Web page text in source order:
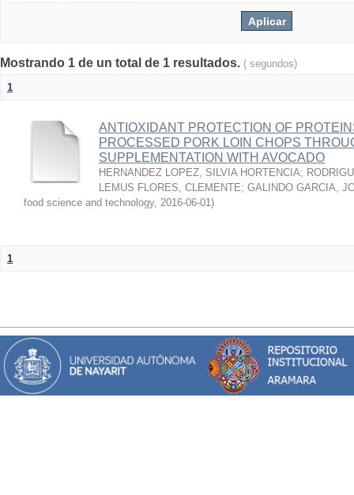
Mostrando 1 de un total de 1 resultados. ( segundos)
1
ANTIOXIDANT PROTECTION OF
PROCESSED PORK LOIN CHOPS
SUPPLEMENTATION WITH AVOCADO
HERNANDEZ LOPEZ, SILVIA HORTENCIA;
LEMUS FLORES, CLEMENTE; GALINDO GARCIA,
food science and technology, 2016-06-01)
1